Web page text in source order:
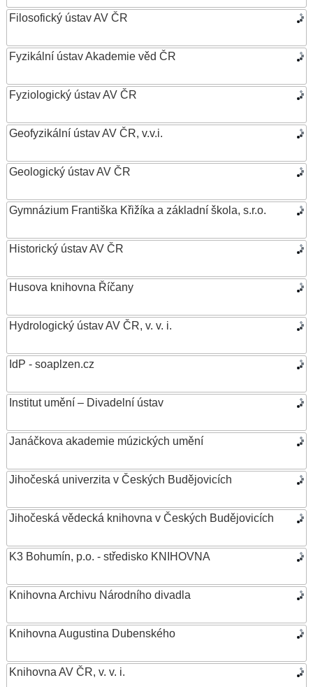
Filosofický ústav AV ČR
Fyzikální ústav Akademie věd ČR
Fyziologický ústav AV ČR
Geofyzikální ústav AV ČR, v.v.i.
Geologický ústav AV ČR
Gymnázium Františka Křižíka a základní škola, s.r.o.
Historický ústav AV ČR
Husova knihovna Říčany
Hydrologický ústav AV ČR, v. v. i.
IdP - soaplzen.cz
Institut umění – Divadelní ústav
Janáčkova akademie múzických umění
Jihočeská univerzita v Českých Budějovicích
Jihočeská vědecká knihovna v Českých Budějovicích
K3 Bohumín, p.o. - středisko KNIHOVNA
Knihovna Archivu Národního divadla
Knihovna Augustina Dubenského
Knihovna AV ČR, v. v. i.